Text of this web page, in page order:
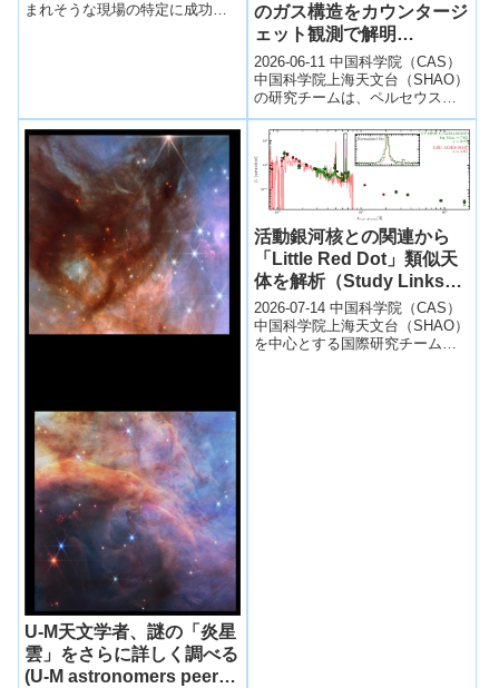
まれそうな現場の特定に成功し
完成させたのです。 その結果、
オリオン座大星雲の西側にある
フィラメント状の分子雲に、も
うすぐ星が生まれそうな場所が
２か所あることなどが分かりま
した。
のガス構造をカウンタージ
ェット観測で解明
(Researchers Use
Counterjet to Reveal
Clumpy Gas Near 3C 84
Black Hole)
2026-06-11 中国科学院（CAS）
中国科学院上海天文台（SHAO）
の研究チームは、ペルセウス銀
河団中心に位置する活動銀河核
（AGN）3C 84の極めて暗...
U-M天文学者、謎の「炎星
雲」をさらに詳しく調べる
(U-M astronomers peer
活動銀河核との関連から
「Little Red Dot」類似天
体を解析（Study Links
Little Red Dot Analogs to
Active Black Holes,
AGNs）
2026-07-14 中国科学院（CAS）
中国科学院上海天文台（SHAO）
を中心とする国際研究チーム